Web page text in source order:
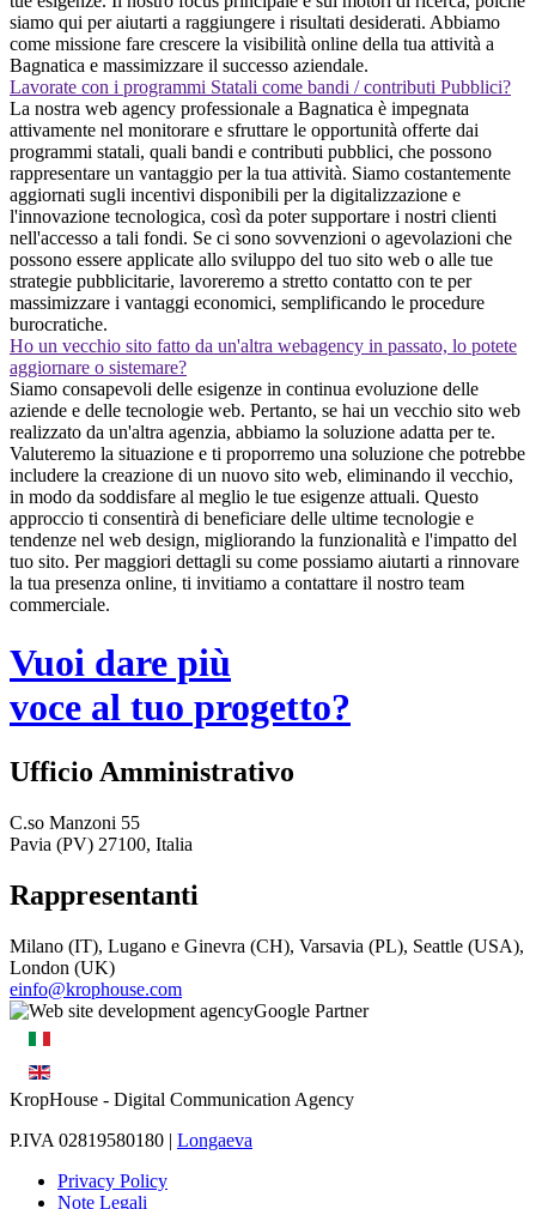
siamo qui per aiutarti a raggiungere i risultati desiderati. Abbiamo
come missione fare crescere la visibilità online della tua attività a
Bagnatica e massimizzare il successo aziendale.
Lavorate con i programmi Statali come bandi / contributi Pubblici?
La nostra web agency professionale a Bagnatica è impegnata
attivamente nel monitorare e sfruttare le opportunità offerte dai
programmi statali, quali bandi e contributi pubblici, che possono
rappresentare un vantaggio per la tua attività. Siamo costantemente
aggiornati sugli incentivi disponibili per la digitalizzazione e
l'innovazione tecnologica, così da poter supportare i nostri clienti
nell'accesso a tali fondi. Se ci sono sovvenzioni o agevolazioni che
possono essere applicate allo sviluppo del tuo sito web o alle tue
strategie pubblicitarie, lavoreremo a stretto contatto con te per
massimizzare i vantaggi economici, semplificando le procedure
burocratiche.
Ho un vecchio sito fatto da un'altra webagency in passato, lo potete
aggiornare o sistemare?
Siamo consapevoli delle esigenze in continua evoluzione delle
aziende e delle tecnologie web. Pertanto, se hai un vecchio sito web
realizzato da un'altra agenzia, abbiamo la soluzione adatta per te.
Valuteremo la situazione e ti proporremo una soluzione che potrebbe
includere la creazione di un nuovo sito web, eliminando il vecchio,
in modo da soddisfare al meglio le tue esigenze attuali. Questo
approccio ti consentirà di beneficiare delle ultime tecnologie e
tendenze nel web design, migliorando la funzionalità e l'impatto del
tuo sito. Per maggiori dettagli su come possiamo aiutarti a rinnovare
la tua presenza online, ti invitiamo a contattare il nostro team
commerciale.
Vuoi dare più
voce al tuo progetto?
Ufficio Amministrativo
C.so Manzoni 55
Pavia (PV) 27100, Italia
Rappresentanti
Milano (IT), Lugano e Ginevra (CH), Varsavia (PL), Seattle (USA),
London (UK)
einfo@krophouse.com
KropHouse - Digital Communication Agency
P.IVA 02819580180 | Longaeva
Privacy Policy
Note Legali